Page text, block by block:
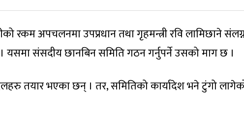
रकम अपचलनमा उपप्रधान तथा गृहमन्त्री रवि लामिछाने
संसदीय छानबिन समिति गठन गर्नुपर्ने उसको माग छ ।
तयार भएका छन् । तर, समितिको कार्यादेश भने टुंगो